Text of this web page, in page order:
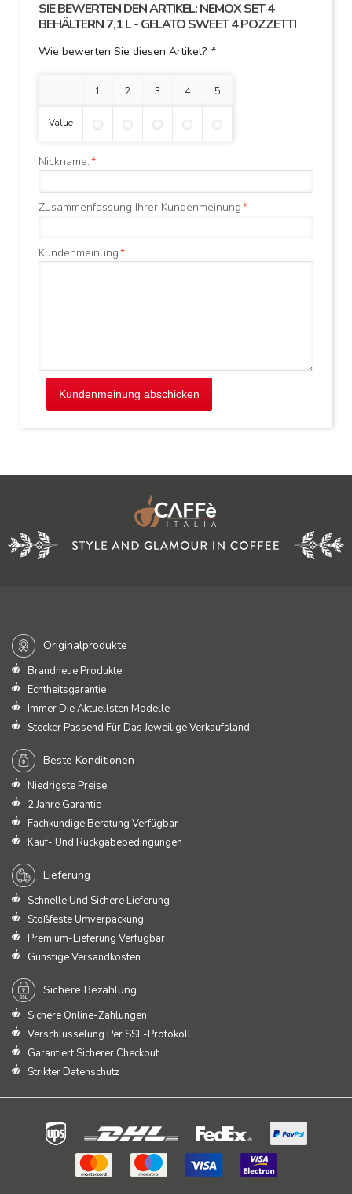
SIE BEWERTEN DEN ARTIKEL:NEMOX SET 4
BEHÄLTERN 7,1 L - GELATO SWEET 4 POZZETTI
Wie bewerten Sie diesen Artikel? *
1 Stern 2 Sterne3 Sterne4 Sterne5 Sterne
Value
*
Nickname:
*
Zusammenfassung Ihrer Kundenmeinung
*
Kundenmeinung
Kundenmeinung abschicken
Originalprodukte
Brandneue Produkte
Echtheitsgarantie
Immer Die Aktuellsten Modelle
Stecker Passend Für Das Jeweilige Verkaufsland
Beste Konditionen
Niedrigste Preise
2 Jahre Garantie
Fachkundige Beratung Verfügbar
Kauf- Und Rückgabebedingungen
Lieferung
Schnelle Und Sichere Lieferung
Stoßfeste Umverpackung
Premium-Lieferung Verfügbar
Günstige Versandkosten
Sichere Bezahlung
Sichere Online-Zahlungen
Verschlüsselung Per SSL-Protokoll
Garantiert Sicherer Checkout
Strikter Datenschutz